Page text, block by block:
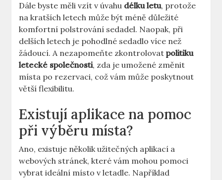
Dále byste měli vzít v⁤ úvahu délku letu,​ protože
na kratších letech může být méně důležité
komfortní​ polstrování sedadel. Naopak, při
delších letech je pohodlné‌ sedadlo více než
žádoucí. A nezapomeňte zkontrolovatpolitiku
letecké společnosti, zda je umožené změnit
místa⁤ po rezervaci, což vám může poskytnout⁢
větší flexibilitu.
Existují​ aplikace na pomoc
při⁣ výběru místa?
Ano, existuje několik užitečných aplikací ⁢a
webových stránek,​ které vám mohou pomoci
vybrat ideální místo v letadle. Například